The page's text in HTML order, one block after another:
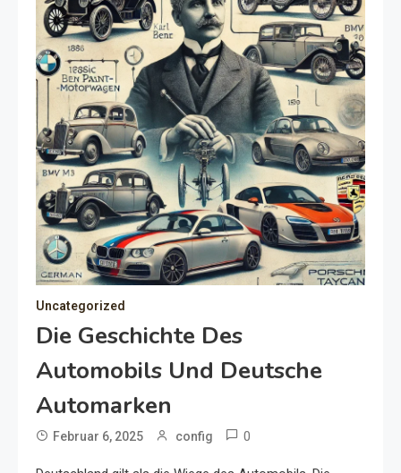
Uncategorized
Die Geschichte Des
Automobils Und Deutsche
Automarken
Februar 6, 2025 config 0